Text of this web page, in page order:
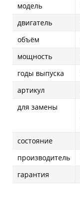
модель
двигатель
объём
мощность
годы выпуска
артикул
для замены
состояние
производитель
гарантия